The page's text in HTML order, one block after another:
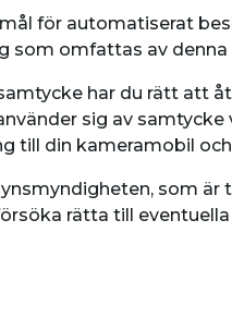
för automatiserat
som omfattas av
har du rätt att
sig av samtycke
till din kameramobil
som är
rätta till